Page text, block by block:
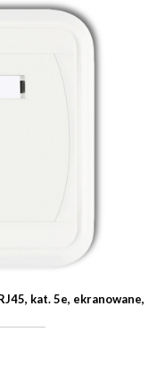
kat. 5e, ekranowane,